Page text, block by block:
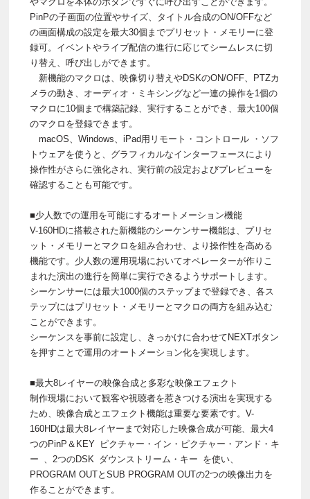
PinPの子画面の位置やサイズ、タイトル合成のON/OFFなど
の画面構成の設定を最大30個までプリセット・メモリーに登
録可。イベントやライブ配信の進行に応じてシームレスに切
り替え、呼び出しができます。
新機能のマクロは、映像切り替えやDSKのON/OFF、PTZカ
メラの動き、オーディオ・ミキシングなど一連の操作を1個の
マクロに10個まで構築記録、実行することができ、最大100個
のマクロを登録できます。
macOS、Windows、iPad用リモート・コントロール ・ソフ
トウェアを使うと、グラフィカルなインターフェースにより
操作性がさらに強化され、実行前の設定およびプレビューを
確認することも可能です。
■少人数での運用を可能にするオートメーション機能
V-160HDに搭載された新機能のシーケンサー機能は、プリセ
ット・メモリーとマクロを組み合わせ、より操作性を高める
機能です。少人数の運用現場においてオペレーターが作りこ
まれた演出の進行を簡単に実行できるようサポートします。
シーケンサーには最大1000個のステップまで登録でき、各ス
テップにはプリセット・メモリーとマクロの両方を組み込む
ことができます。
シーケンスを事前に設定し、きっかけに合わせてNEXTボタン
を押すことで運用のオートメーション化を実現します。
■最大8レイヤーの映像合成と多彩な映像エフェクト
制作現場において観客や視聴者を惹きつける演出を実現する
ため、映像合成とエフェクト機能は重要な要素です。V-
160HDは最大8レイヤーまで対応した映像合成が可能、最大4
つのPinP＆KEY ピクチャー・イン・ピクチャー・アンド・キ
ー 、2つのDSK ダウンストリーム・キー を使い、
PROGRAM OUTとSUB PROGRAM OUTの2つの映像出力を
作ることができます。